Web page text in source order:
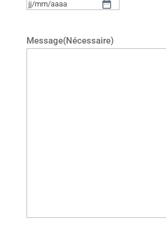
JJ
MM
Message(Nécessaire)